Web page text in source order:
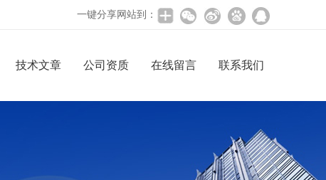
一键分享网站到：
技术文章 公司资质 在线留言 联系我们